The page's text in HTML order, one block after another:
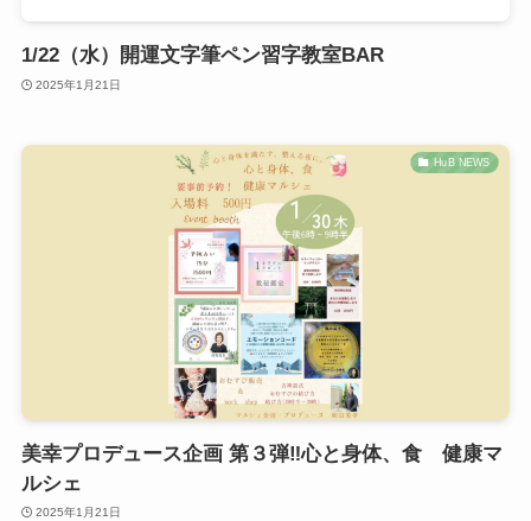
1/22（水）開運文字筆ペン習字教室BAR
2025年1月21日
HuB NEWS
美幸プロデュース企画 第３弾‼︎心と身体、食 健康マ
ルシェ
2025年1月21日